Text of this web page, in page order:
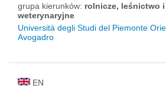
grupa kierunków: rolnicze, leśnictwo
weterynaryjne
Università degli Studi del Piemonte
Avogadro
EN